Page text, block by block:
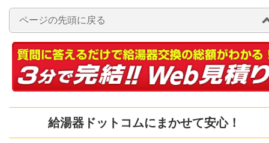
ページの先頭に戻る
給湯器ドットコムにまかせて安心！